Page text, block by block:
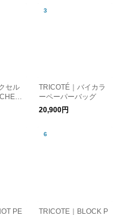
セル
TRICOTÉ｜バイカラ
ーペーパーバッグ
20,900円
PE TRICOTE｜BLOCK P